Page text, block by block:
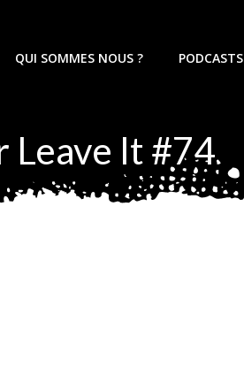
QUI SOMMES NOUS ? PODCASTS
Leave It #74